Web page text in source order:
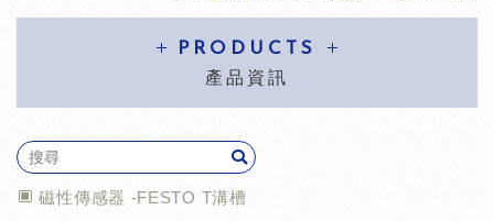
PRODUCTS
產品資訊
磁性傳感器 -FESTO T溝槽